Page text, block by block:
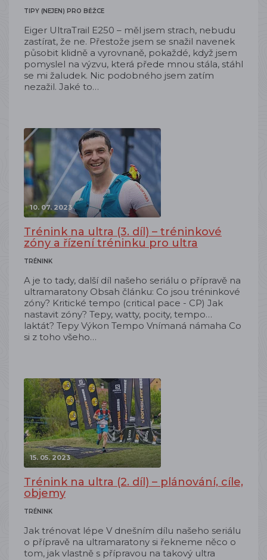
TIPY (NEJEN) PRO BĚŽCE
Eiger UltraTrail E250 – měl jsem strach, nebudu
zastírat, že ne. Přestože jsem se snažil navenek
působit klidně a vyrovnaně, pokaždé, když jsem
pomyslel na výzvu, která přede mnou stála, stáhl
se mi žaludek. Nic podobného jsem zatím
nezažil. Jaké to…
10. 07. 2023
Trénink na ultra (3. díl) – tréninkové
zóny a řízení tréninku pro ultra
TRÉNINK
A je to tady, další díl našeho seriálu o přípravě na
ultramaratony Obsah článku: Co jsou tréninkové
zóny? Kritické tempo (critical pace - CP) Jak
nastavit zóny? Tepy, watty, pocity, tempo…
laktát? Tepy Výkon Tempo Vnímaná námaha Co
si z toho všeho…
15. 05. 2023
Trénink na ultra (2. díl) – plánování, cíle,
objemy
TRÉNINK
Jak trénovat lépe V dnešním dílu našeho seriálu
o přípravě na ultramaratony si řekneme něco o
tom, jak vlastně s přípravou na takový ultra